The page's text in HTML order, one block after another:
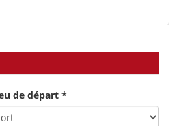
de départ *